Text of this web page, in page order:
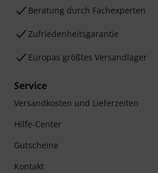
Beratung durch Fachexperten
Zufriedenheitsgarantie
Europas größtes Versandlager
Service
Versandkosten und Lieferzeiten
Hilfe-Center
Gutscheine
Kontakt